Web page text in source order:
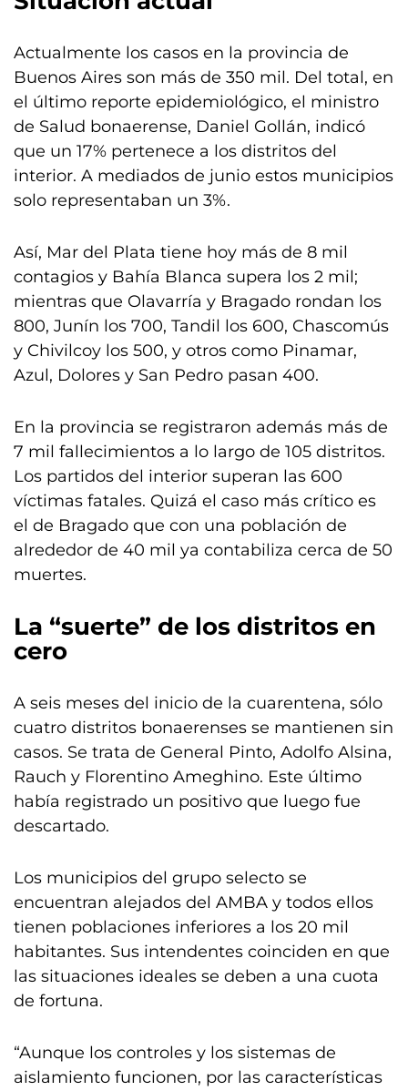
Actualmente los casos en la provincia de
Buenos Aires son más de 350 mil. Del total, en
el último reporte epidemiológico, el ministro
de Salud bonaerense, Daniel Gollán, indicó
que un 17% pertenece a los distritos del
interior. A mediados de junio estos municipios
solo representaban un 3%.
Así, Mar del Plata tiene hoy más de 8 mil
contagios y Bahía Blanca supera los 2 mil;
mientras que Olavarría y Bragado rondan los
800, Junín los 700, Tandil los 600, Chascomús
y Chivilcoy los 500, y otros como Pinamar,
Azul, Dolores y San Pedro pasan 400.
En la provincia se registraron además más de
7 mil fallecimientos a lo largo de 105 distritos.
Los partidos del interior superan las 600
víctimas fatales. Quizá el caso más crítico es
el de Bragado que con una población de
alrededor de 40 mil ya contabiliza cerca de 50
muertes.
La “suerte” de los distritos en
cero
A seis meses del inicio de la cuarentena, sólo
cuatro distritos bonaerenses se mantienen sin
casos. Se trata de General Pinto, Adolfo Alsina,
Rauch y Florentino Ameghino. Este último
había registrado un positivo que luego fue
descartado.
Los municipios del grupo selecto se
encuentran alejados del AMBA y todos ellos
tienen poblaciones inferiores a los 20 mil
habitantes. Sus intendentes coinciden en que
las situaciones ideales se deben a una cuota
de fortuna.
“Aunque los controles y los sistemas de
aislamiento funcionen, por las características